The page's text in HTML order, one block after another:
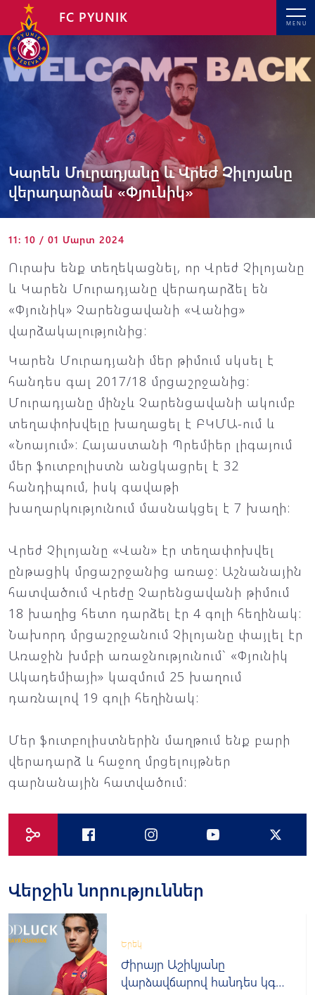
MENU
FC PYUNIK
Կարեն Մուրադյանը և Վրեժ Չիլոյանը
վերադարձան «Փյունիկ»
11: 10 / 01 Մարտ 2024
Ուրախ ենք տեղեկացնել, որ Վրեժ Չիլոյանը
և Կարեն Մուրադյանը վերադարձել են
«Փյունիկ» Չարենցավանի «Վանից»
վարձակալությունից:
Կարեն Մուրադյանի մեր թիմում սկսել է
հանդես գալ 2017/18 մրցաշրջանից:
Մուրադյանը մինչև Չարենցավանի ակումբ
տեղափոխվելը խաղացել է ԲԿՄԱ-ում և
«Նոայում»: Հայաստանի Պրեմիեր լիգայում
մեր ֆուտբոլիստն անցկացրել է 32
հանդիպում, իսկ գավաթի
խաղարկությունում մասնակցել է 7 խաղի:
Վրեժ Չիլոյանը «Վան» էր տեղափոխվել
ընթացիկ մրցաշրջանից առաջ: Աշնանային
հատվածում Վրեժը Չարենցավանի թիմում
18 խաղից հետո դարձել էր 4 գոլի հեղինակ:
Նախորդ մրցաշրջանում Չիլոյանը փայլել էր
Առաջին խմբի առաջնությունում` «Փյունիկ
Ակադեմիայի» կազմում 25 խաղում
դառնալով 19 գոլի հեղինակ:
Մեր ֆուտբոլիստներին մաղթում ենք բարի
վերադարձ և հաջող մրցելույթներ
գարնանային հատվածում:
Վերջին նորություններ
Երեկ
Ժիրայր Աշիկյանը
վարձավճարով հանդես կգա